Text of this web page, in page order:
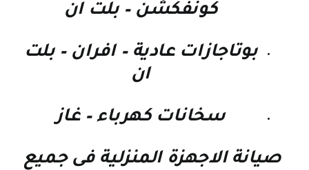
كونفكشن – بلت ان
بوتاجازات عادية – افران – بلت
ان
سخانات كهرباء – غاز
صيانة الاجهزة المنزلية فى جميع